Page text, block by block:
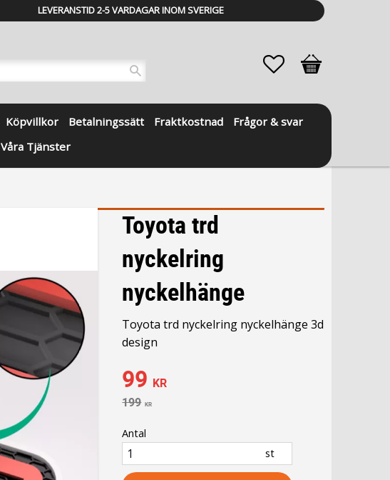
LEVERANSTID 2-5 VARDAGAR INOM SVERIGE
Köpvillkor Betalningssätt Fraktkostnad
Frågor & svar
Våra Tjänster
Favoriter
Kundvagn
Toyota trd
nyckelring
nyckelhänge
Toyota trd nyckelring nyckelhänge 3d
design
Nedsatt pris:
99 KR
Ordinarie pris:
199 KR
Antal
st